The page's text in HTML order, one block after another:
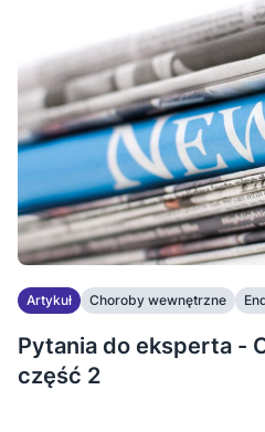
Artykuł Choroby wewnętrzne
Pytania do eksperta -
część 2